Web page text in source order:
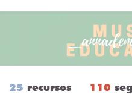
25 recursos 110